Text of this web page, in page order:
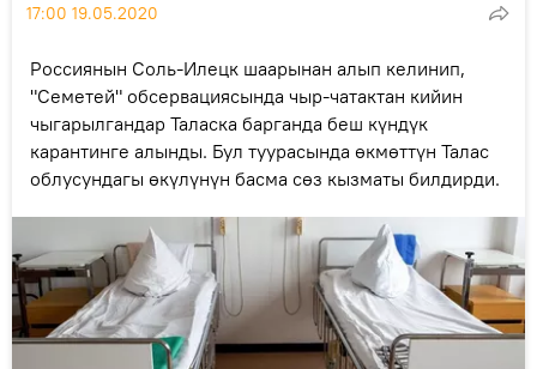
17:00 19.05.2020
Россиянын Соль-Илецк шаарынан алып келинип,
"Семетей" обсервациясында чыр-чатактан кийин
чыгарылгандар Таласка барганда беш күндүк
карантинге алынды. Бул туурасында өкмөттүн Талас
облусундагы өкүлүнүн басма сөз кызматы билдирди.